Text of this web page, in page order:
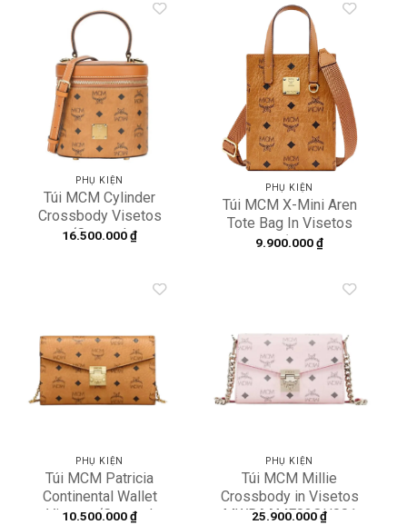
wishlist
PHỤ KIỆN
Túi MCM Cylinder
Crossbody Visetos
‘Cognac’
16.500.000₫
Add to
wishlist
PHỤ KIỆN
Túi MCM X-Mini Aren
Tote Bag In Visetos
Nappa ‘Cognac’
9.900.000₫
wishlist
PHỤ KIỆN
Túi MCM Patricia
Continental Wallet
Visetos ‘Cognac’
10.500.000₫
wishlist
PHỤ KIỆN
Túi MCM Millie
Crossbody in Visetos
MWRAAME03QH001
25.900.000₫